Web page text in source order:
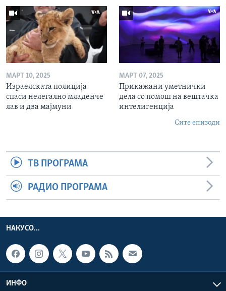
МАРТ 10, 2025
Израелската полиција
спаси нелегално младенче
лав и два мајмуни
МАРТ 07, 2025
Прикажани уметнички
дела со помош на вештачка
интелигенција
Сите епизоди
ТВ ПРОГРАМА
РАДИО ПРОГРАМА
НАКУСО...
ИНФО